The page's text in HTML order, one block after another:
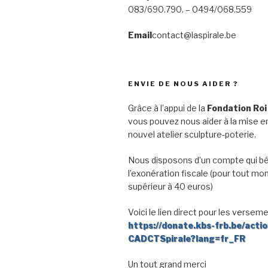
083/690.790. – 0494/068.559
Emailcontact@laspirale.be
ENVIE DE NOUS AIDER ?
Grâce à l’appui de la Fondation
vous pouvez nous aider à la mise
nouvel atelier sculpture-poterie.
Nous disposons d’un compte qui
l’exonération fiscale (pour tout
supérieur à 40 euros)
Voici le lien direct pour les
https://donate.kbs-frb.be/
CADCTSpirale?lang=fr_FR
Un tout grand merci